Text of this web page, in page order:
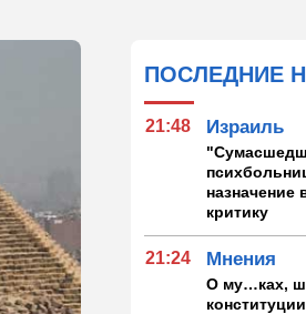
ПОСЛЕДНИЕ
21:48 Израиль
критику
21:24 Мнения
О му…ках,